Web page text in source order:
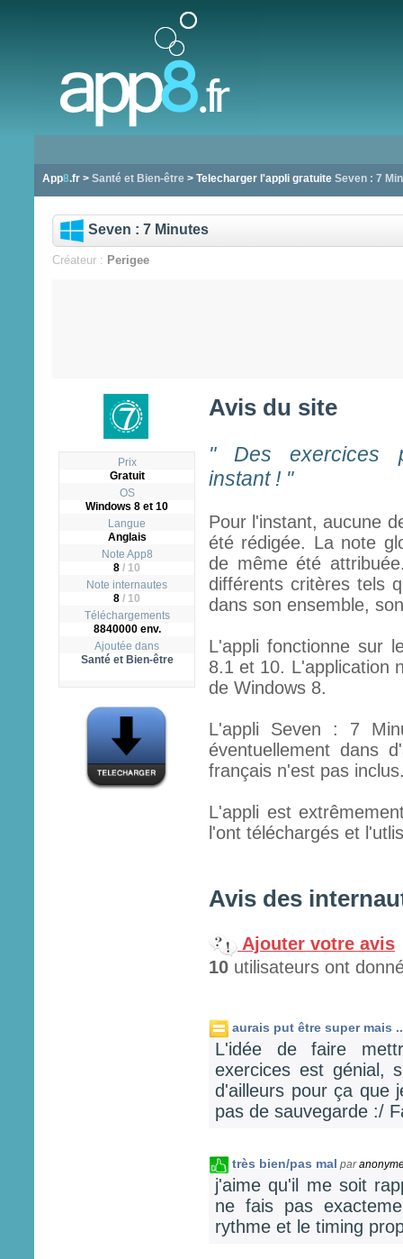
App8.fr > Santé et Bien-être> Telecharger l'appli gratuite Seven : 7
Seven : 7 Minutes
Créateur : Perigee
Prix
Gratuit
OS
Windows 8 et 10
Langue
Anglais
Note App8
8 / 10
Note internautes
8 / 10
Téléchargements
8840000 env.
Ajoutée dans
Santé et Bien-être
Avis du site
" Des exercices
instant ! "
Pour l'instant, aucune
été rédigée. La note
de même été
différents critères tels
dans son ensemble,
L'appli fonctionne sur
8.1 et 10. L'application
de Windows 8.
L'appli Seven : 7
éventuellement dans
français n'est pas
L'appli est
l'ont téléchargés et
Avis des
Ajouter votre avis
10 utilisateurs ont
aurais put être super mais
L'idée de faire
exercices est génial,
d'ailleurs pour ça que
pas de sauvegarde :/
très bien/pas mal par
j'aime qu'il me soit
ne fais pas
rythme et le timing